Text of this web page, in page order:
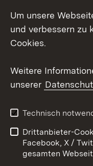
X / Twitter
Youtube
Kontakt
Barrierefreiheit
Impressum
Um unsere
und verbessern zu
Cookies.
Weitere
unserer
Technisch
Drittanbieter-
Facebook, X /
gesamten